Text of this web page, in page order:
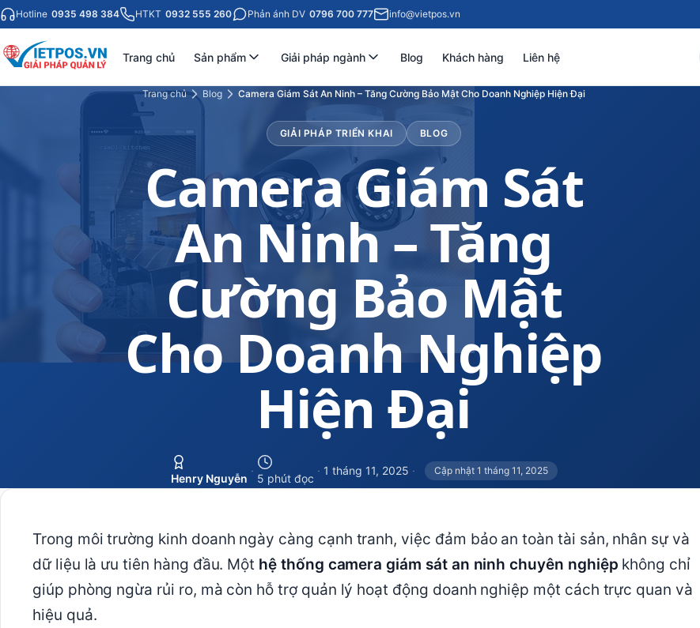
Hotline 0935 498 384 HTKT 0932 555 260 Phản ánh DV 0796 700 777 info@vietpos.vn
Trang chủ Sản phẩm Giải pháp ngành Blog Khách hàng Liên hệ
Trang chủ Blog Camera Giám Sát An Ninh – Tăng Cường Bảo Mật Cho Doanh Nghiệp Hiện Đại
GIẢI PHÁP TRIỂN KHAI BLOG
Camera Giám Sát
An Ninh – Tăng
Cường Bảo Mật
Cho Doanh Nghiệp
Hiện Đại
Henry Nguyễn
·
5 phút đọc
· 1 tháng 11, 2025 · Cập nhật 1 tháng 11, 2025
Trong môi trường kinh doanh ngày càng cạnh tranh, việc đảm bảo an toàn tài sản, nhân sự và
dữ liệu là ưu tiên hàng đầu. Một hệ thống camera giám sát an ninh chuyên nghiệp không chỉ
giúp phòng ngừa rủi ro, mà còn hỗ trợ quản lý hoạt động doanh nghiệp một cách trực quan và
hiệu quả.